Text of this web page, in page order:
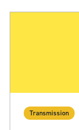
Transmission